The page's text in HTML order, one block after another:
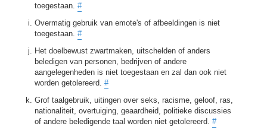
toegestaan. #
Overmatig gebruik van emote's of afbeeldingen is niet
toegestaan. #
Het doelbewust zwartmaken, uitschelden of anders
beledigen van personen, bedrijven of andere
aangelegenheden is niet toegestaan en zal dan ook niet
worden getolereerd. #
Grof taalgebruik, uitingen over seks, racisme, geloof, ras,
nationaliteit, overtuiging, geaardheid, politieke discussies
of andere beledigende taal worden niet getolereerd. #